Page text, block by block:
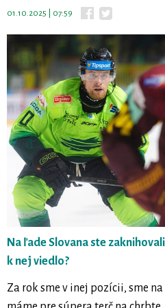
01.10.2025 | 07:59
Na ľade Slovana ste
k nej viedlo?
Za rok sme v inej pozícii, sme